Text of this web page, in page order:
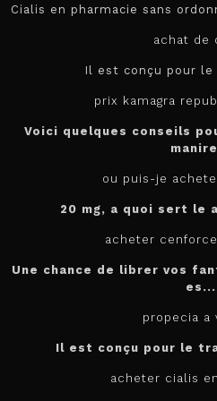
Cialis en pharmacie sans
achat de
Il est conçu pour le
prix kamagra
Voici quelques conseils
ou puis-je
20 mg, a quoi sert le
acheter
Une chance de librer vos
es...
propecia a
Il est conçu pour le
acheter cialis